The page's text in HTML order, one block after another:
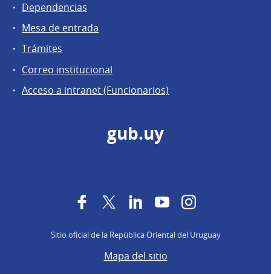
Dependencias
Mesa de entrada
Trámites
Correo institucional
Acceso a intranet (Funcionarios)
gub.uy
FacebookTwitter LinkedInYouTubeInstagram
Sitio oficial de la República Oriental del Uruguay
Mapa del sitio